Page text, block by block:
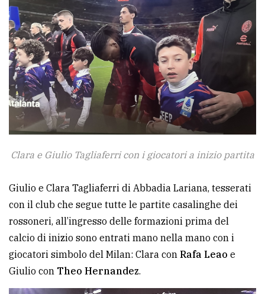
LE
ALTRE
TESTATE
policy
Cookie
policy
Clara e Giulio Tagliaferri con i giocatori a inizio partita
Giulio e Clara Tagliaferri di Abbadia Lariana, tesserati
con il club che segue tutte le partite casalinghe dei
rossoneri, all’ingresso delle formazioni prima del
calcio di inizio sono entrati mano nella mano con i
giocatori simbolo del Milan: Clara con Rafa Leao e
Giulio con Theo Hernandez.